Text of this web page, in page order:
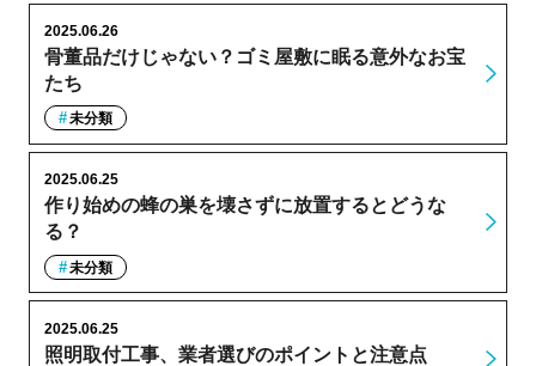
骨董品だけじゃない？ゴミ屋敷に眠る意外なお宝
たち
2025.06.26
未分類
作り始めの蜂の巣を壊さずに放置するとどうな
る？
2025.06.25
未分類
照明取付工事、業者選びのポイントと注意点
2025.06.25